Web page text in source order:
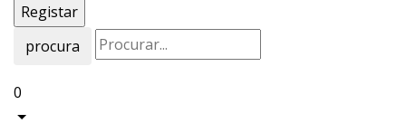
procura
0